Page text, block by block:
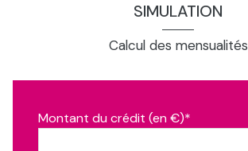
SIMULATION
Calcul des mensualités
Montant du crédit (en €)*